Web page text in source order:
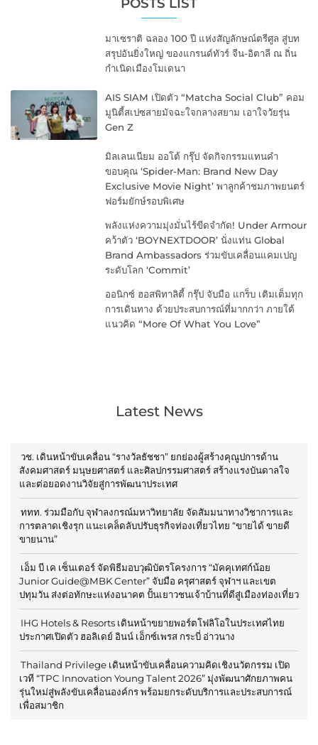
มาเซราติ ฉลอง 100 ปี แห่งสัญลักษณ์ตรีศูล สู่บท
สรุปอันยิ่งใหญ่ ของแกรนด์ทัวร์ จีน-อิตาลี ณ ถิ่น
กำเนิดเมืองโมเดนา
AIS SIAM เปิดตัว “Matcha Social Club” คอม
มูนิตี้สเปซสายมัจฉะใจกลางสยาม เอาใจวัยรุ่น
Gen Z
มิลเลนเนียม ออโต้ กรุ๊ป จัดกิจกรรมแทนคำ
ขอบคุณ ‘Spider-Man: Brand New Day
Exclusive Movie Night’ พาลูกค้าชมภาพยนตร์
ฟอร์มยักษ์รอบพิเศษ
พลังแห่งความมุ่งมั่นไร้ขีดจำกัด! Under Armour
คว้าตัว ‘BOYNEXTDOOR’ นั่งแท่น Global
Brand Ambassadors ร่วมขับเคลื่อนแคมเปญ
ระดับโลก ‘Commit’
ออนิกซ์ ฮอสพิทาลิตี้ กรุ๊ป จับมือ แกร็บ เติมเต็มทุก
การเดินทาง ด้วยประสบการณ์ที่มากกว่า ภายใต้
แนวคิด “More Of What You Love”
Latest News
วช. เดินหน้าขับเคลื่อน “รางวัลธัชชา” ยกย่องผู้สร้างคุณูปการด้าน
สังคมศาสตร์ มนุษยศาสตร์ และศิลปกรรมศาสตร์ สร้างแรงบันดาลใจ
และต่อยอดงานวิจัยสู่การพัฒนาประเทศ
ททท. ร่วมมือกับ จุฬาลงกรณ์มหาวิทยาลัย จัดสัมมนาทางวิชาการและ
การตลาดเชิงรุก แนะเคล็ดลับปรับธุรกิจท่องเที่ยวไทย “ขายได้ ขายดี
ขายนาน”
เอ็ม บี เค เซ็นเตอร์ จัดพิธีมอบวุฒิบัตรโครงการ “มัคคุเทศก์น้อย
Junior Guide@MBK Center” จับมือ ครุศาสตร์ จุฬาฯ และเขต
ปทุมวัน ส่งต่อทักษะแห่งอนาคต ปั้นเยาวชนเจ้าบ้านที่ดีสู่เมืองท่องเที่ยว
IHG Hotels & Resorts เดินหน้าขยายพอร์ตโฟลิโอในประเทศไทย
ประกาศเปิดตัว ฮอลิเดย์ อินน์ เอ็กซ์เพรส กระบี่ อ่าวนาง
Thailand Privilege เดินหน้าขับเคลื่อนความคิดเชิงนวัตกรรม เปิด
เวที “TPC Innovation Young Talent 2026” มุ่งพัฒนาศักยภาพคน
รุ่นใหม่สู่พลังขับเคลื่อนองค์กร พร้อมยกระดับบริการและประสบการณ์
เพื่อสมาชิก